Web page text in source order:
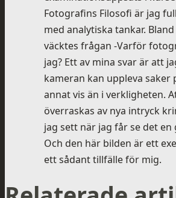
Fotografins Filosofi är jag
med analytiska tankar.
väcktes frågan -Varför
jag? Ett av mina svar är att
kameran kan uppleva saker
annat vis än i verkligheten.
överraskas av nya intryck
jag sett när jag får se det en
Och den här bilden är ett
ett sådant tillfälle för mig.